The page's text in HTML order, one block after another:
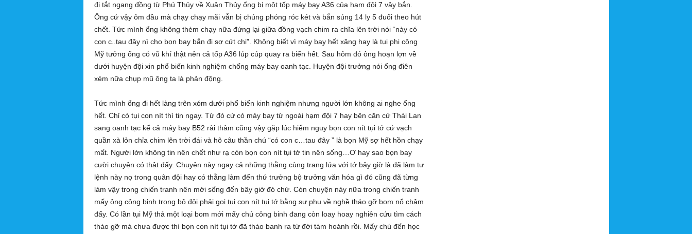
đi tắt ngang đồng từ Phú Thủy về Xuân Thủy ổng bị một tốp máy bay A36 của hạm đội 7 vây bắn.
Ông cứ vậy ôm đầu mà chạy chạy mãi vẫn bị chúng phóng róc két và bắn súng 14 ly 5 đuổi theo hút
chết. Tức mình ổng không thèm chạy nữa đứng lại giữa đồng vạch chim ra chĩa lên trời nói “này có
con c..tau đây nì cho bọn bay bắn đi sợ cứt chi”. Không biết vì máy bay hết xăng hay là tụi phi công
Mỹ tưởng ổng có vũ khí thật nên cả tốp A36 lúp cúp quay ra biển hết. Sau hôm đó ông hoạn lợn về
dưới huyện đội xin phổ biến kinh nghiệm chống máy bay oanh tạc. Huyện đội trưởng nói ổng điên
xém nữa chụp mũ ông ta là phản động.
Tức mình ổng đi hết làng trên xóm dưới phổ biến kinh nghiệm nhưng người lớn không ai nghe ổng
hết. Chỉ có tụi con nít thì tin ngay. Từ đó cứ có máy bay từ ngoài hạm đội 7 hay bên căn cứ Thái Lan
sang oanh tạc kể cả máy bay B52 rải thảm cũng vậy gặp lúc hiểm nguy bọn con nít tụi tớ cứ vạch
quần xà lỏn chỉa chim lên trời đái và hô câu thần chú “có con c…tau đây ” là bọn Mỹ sợ hết hồn chạy
mất. Người lớn không tin nên chết như rạ còn bọn con nít tụi tớ tin nên sống…Ơ hay sao bọn bay
cười chuyện có thật đấy. Chuyện này ngay cả những thằng cùng trang lứa với tớ bây giờ là đã làm tư
lệnh này nọ trong quân đội hay có thằng làm đến thứ trưởng bộ trưởng văn hóa gì đó cũng đã từng
làm vậy trong chiến tranh nên mới sống đến bây giờ đó chứ. Còn chuyện này nữa trong chiến tranh
mấy ông công binh trong bộ đội phải gọi tụi con nít tụi tớ bằng sư phụ về nghề tháo gỡ bom nổ chậm
đấy. Có lần tụi Mỹ thả một loại bom mới mấy chú công binh đang còn loay hoay nghiên cứu tìm cách
tháo gỡ mà chưa được thì bọn con nít tụi tớ đã tháo banh ra từ đời tám hoánh rồi. Mấy chú đến học